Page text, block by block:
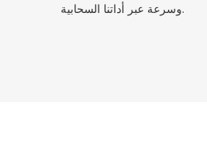
وسرعة عبر أداتنا السحابية.